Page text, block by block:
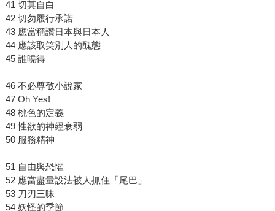
41 切莫自白
42 切勿履行承諾
43 應當稱讚日本與日本人
44 應該取笑別人的醜態
45 誰曉得
46 不必尊敬小說家
47 Oh Yes!
48 桃色的定義
49 性欲的神經衰弱
50 服務精神
51 自由與恐懼
52 應當盡量設法被人抓住「尾巴」
53 刀刃三昧
54 妖怪的季節